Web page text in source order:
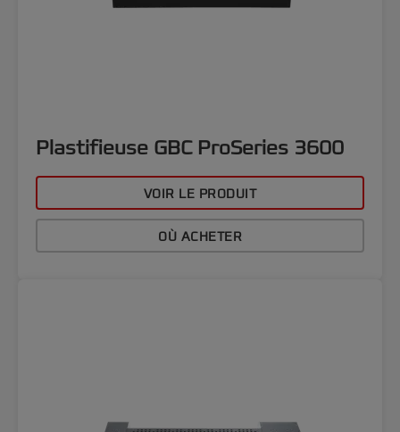
Plastifieuse GBC ProSeries 3600
VOIR LE PRODUIT
OÙ ACHETER